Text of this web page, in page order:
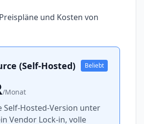
und Kosten von
(Self-Hosted) Beliebt
/Monat
Self-Hosted-Version unter
Vendor Lock-in, volle